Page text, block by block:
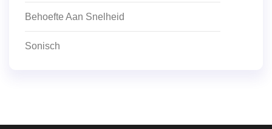
Behoefte Aan Snelheid
Sonisch